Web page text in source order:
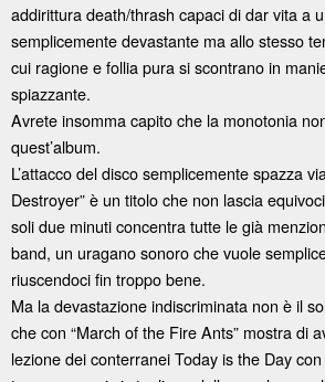
addirittura death/thrash capaci di dar vita a
semplicemente devastante ma allo stesso
cui ragione e follia pura si scontrano in
spiazzante.
Avrete insomma capito che la monotonia
quest’album.
L’attacco del disco semplicemente spazza
Destroyer” è un titolo che non lascia
soli due minuti concentra tutte le già
band, un uragano sonoro che vuole
riuscendoci fin troppo bene.
Ma la devastazione indiscriminata non è il
che con “March of the Fire Ants” mostra di
lezione dei conterranei Today is the Day